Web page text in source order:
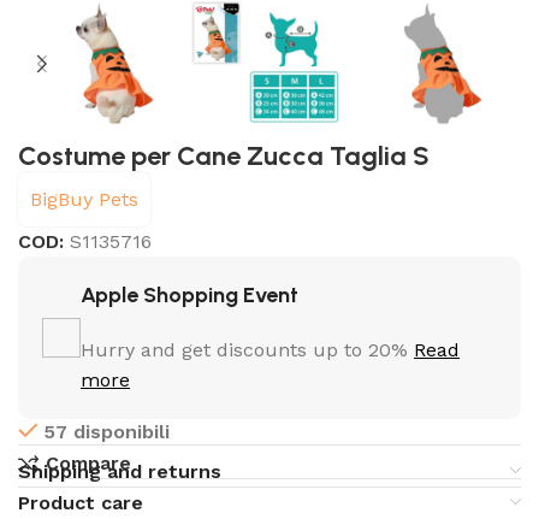
Costume per Cane Zucca Taglia S
BigBuy Pets
COD:S1135716
Apple Shopping Event
Hurry and get discounts up to 20% Read
more
57 disponibili
Compare
Shipping and returns
Product care